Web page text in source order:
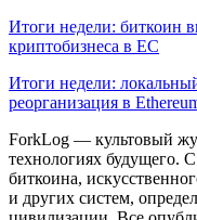
Итоги недели: биткоин
криптобизнеса в ЕС
Итоги недели:
реорганизация в
ForkLog — культовый
технологиях будущего.
биткоина,
и других систем,